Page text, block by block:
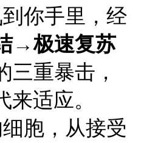
你手里，经
→极速复苏
三重暴击，
适应。
胞，从接受